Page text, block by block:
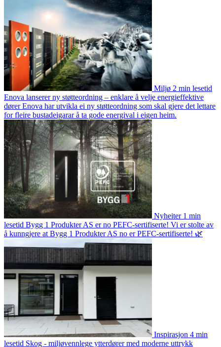
Miljø 2 min lesetid
Enova lanserer ny støtteordning – enklare å velje energieffektive
dørerEnova har utvikla ei ny støtteordning som skal gjere det lettare
for fleire bustadeigarar å ta gode energival i eigen heim.
Nyheiter 1 min
lesetid Bygg 1 Produkter AS er no PEFC-sertifiserte! Vi er stolte av
å kunngjere at Bygg 1 Produkter AS no er PEFC-sertifiserte! 🌿
Inspirasjon 4 min
lesetid Skog - miljøvennlege ytterdører med moderne uttrykk